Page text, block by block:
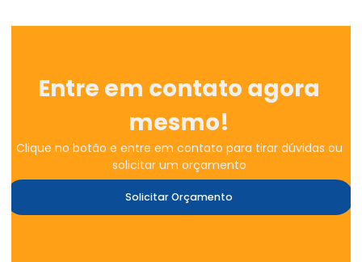
Entre em contato agora
mesmo!
Clique no botão e entre em contato para tirar dúvidas ou
solicitar um orçamento
Solicitar Orçamento